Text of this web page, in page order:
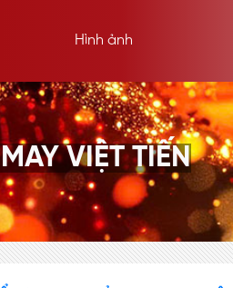
Hình ảnh
VIỆT TIẾN